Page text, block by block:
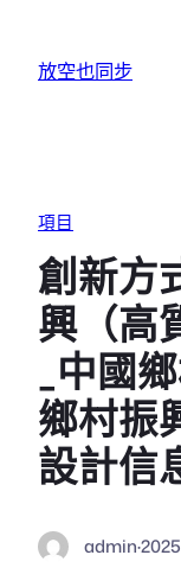
放空也同步
項目
創新方
興（高
_中國
鄉村振
設計信
admin·